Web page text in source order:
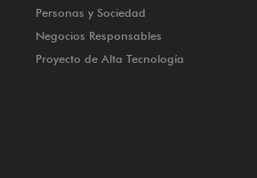
Personas y Sociedad
Negocios Responsables
Proyecto de Alta Tecnología